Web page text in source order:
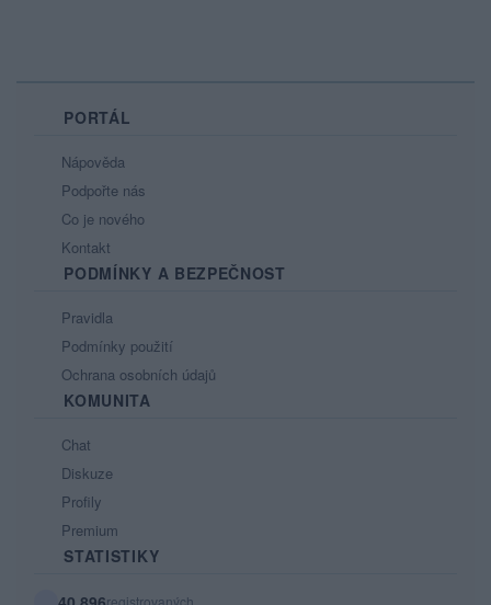
PORTÁL
Nápověda
Podpořte nás
Co je nového
Kontakt
PODMÍNKY A BEZPEČNOST
Pravidla
Podmínky použití
Ochrana osobních údajů
KOMUNITA
Chat
Diskuze
Profily
Premium
STATISTIKY
registrovaných